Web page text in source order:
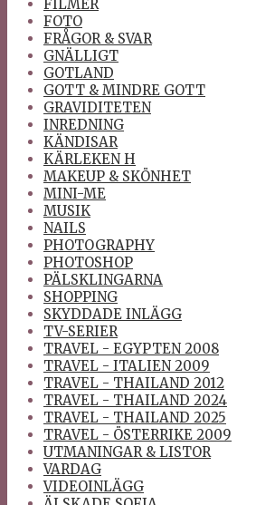
FILMER
FOTO
FRÅGOR & SVAR
GNÄLLIGT
GOTLAND
GOTT & MINDRE GOTT
GRAVIDITETEN
INREDNING
KÄNDISAR
KÄRLEKEN H
MAKEUP & SKÖNHET
MINI-ME
MUSIK
NAILS
PHOTOGRAPHY
PHOTOSHOP
PÄLSKLINGARNA
SHOPPING
SKYDDADE INLÄGG
TV-SERIER
TRAVEL - EGYPTEN 2008
TRAVEL - ITALIEN 2009
TRAVEL - THAILAND 2012
TRAVEL - THAILAND 2024
TRAVEL - THAILAND 2025
TRAVEL - ÖSTERRIKE 2009
UTMANINGAR & LISTOR
VARDAG
VIDEOINLÄGG